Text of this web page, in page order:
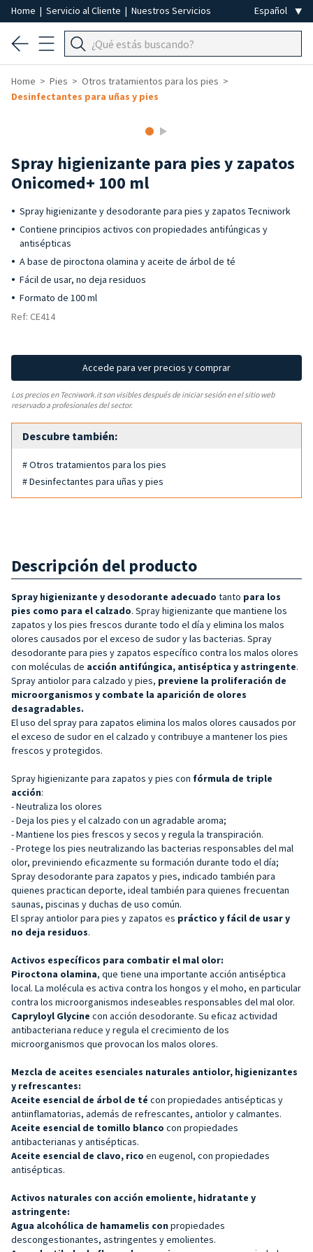
Home | Servicio al Cliente | Nuestros Servicios
Home Pies
Otros tratamientos para los pies
Desinfectantes para uñas y pies
Spray higienizante para pies y zapatos
Onicomed+ 100 ml
Spray higienizante y desodorante para pies y zapatos Tecniwork
Contiene principios activos con propiedades antifúngicas y
antisépticas
A base de piroctona olamina y aceite de árbol de té
Fácil de usar, no deja residuos
Formato de 100 ml
Ref: CE414
Accede para ver precios y comprar
Los precios en Tecniwork.it son visibles después de iniciar sesión en el sitio web
reservado a profesionales del sector.
Descubre también:
# Otros tratamientos para los pies
# Desinfectantes para uñas y pies
Descripción del producto
Spray higienizante y desodorante adecuado tanto para los
pies como para el calzado. Spray higienizante que mantiene los
zapatos y los pies frescos durante todo el día y elimina los malos
olores causados por el exceso de sudor y las bacterias. Spray
desodorante para pies y zapatos específico contra los malos olores
con moléculas de acción antifúngica, antiséptica y astringente.
Spray antiolor para calzado y pies, previene la proliferación de
microorganismos y combate la aparición de olores
desagradables.
El uso del spray para zapatos elimina los malos olores causados por
el exceso de sudor en el calzado y contribuye a mantener los pies
frescos y protegidos.
Spray higienizante para zapatos y pies con fórmula de triple
acción:
- Neutraliza los olores
- Deja los pies y el calzado con un agradable aroma;
- Mantiene los pies frescos y secos y regula la transpiración.
- Protege los pies neutralizando las bacterias responsables del mal
olor, previniendo eficazmente su formación durante todo el día;
Spray desodorante para zapatos y pies, indicado también para
quienes practican deporte, ideal también para quienes frecuentan
saunas, piscinas y duchas de uso común.
El spray antiolor para pies y zapatos es práctico y fácil de usar y
no deja residuos.
Activos específicos para combatir el mal olor:
Piroctona olamina, que tiene una importante acción antiséptica
local. La molécula es activa contra los hongos y el moho, en particular
contra los microorganismos indeseables responsables del mal olor.
Capryloyl Glycine con acción desodorante. Su eficaz actividad
antibacteriana reduce y regula el crecimiento de los
microorganismos que provocan los malos olores.
Mezcla de aceites esenciales naturales antiolor, higienizantes
y refrescantes:
Aceite esencial de árbol de té con propiedades antisépticas y
antiinflamatorias, además de refrescantes, antiolor y calmantes.
Aceite esencial de tomillo blanco con propiedades
antibacterianas y antisépticas.
Aceite esencial de clavo, rico en eugenol, con propiedades
antisépticas.
Activos naturales con acción emoliente, hidratante y
astringente:
Agua alcohólica de hamamelis con propiedades
descongestionantes, astringentes y emolientes.